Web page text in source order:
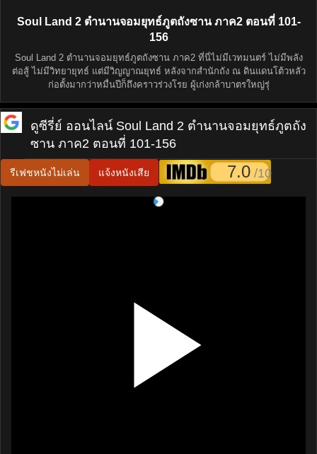
Soul Land 2 ตำนานจอมยุทธ์ภูตถังซาน ภาค2 ตอนที่ 101-
156
Soul Land 2 ตำนานจอมยุทธ์ภูตถังซาน ภาค2 ที่นี่ไม่มีเวทมนตร์ ไม่มีพลัง
ต่อสู้ ไม่มีวิทยายุทธ์ แต่มีวิญญาณยุทธ์ หลังจากสำนักถัง ณ ดินแดนโต้วหลัว
ก่อตั้งมากว่าหมื่นปีก็ถึงคราวร่วงโรย ผู้เก่งกล้าบาตรใหญ่รุ่
ดูซีรี่ย์ ออนไลน์ Soul Land 2 ตำนานจอมยุทธ์ภูตถัง
ซาน ภาค2 ตอนที่ 101-156
รีเฟชหนังไม่เล่น แจ้งหนังเสีย 7.0 /10